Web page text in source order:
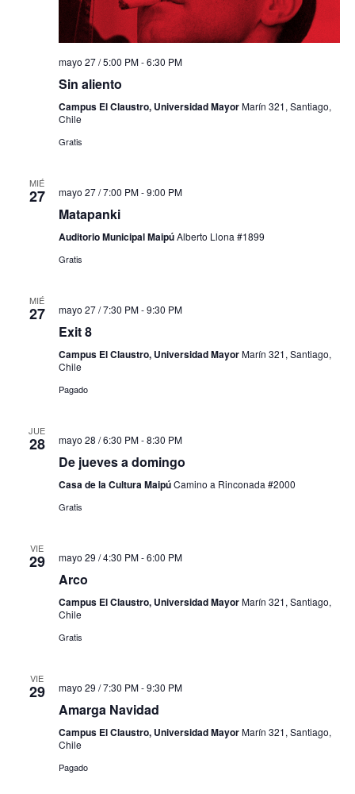
mayo 27 / 5:00 PM-6:30 PM
Sin aliento
Campus El Claustro, Universidad MayorMarín 321, Santiago,
Chile
Gratis
MIÉ
27 mayo 27 / 7:00 PM-9:00 PM
Matapanki
Auditorio Municipal MaipúAlberto Llona #1899
Gratis
MIÉ
27 mayo 27 / 7:30 PM-9:30 PM
Exit 8
Campus El Claustro, Universidad MayorMarín 321, Santiago,
Chile
Pagado
JUE
28 mayo 28 / 6:30 PM-8:30 PM
De jueves a domingo
Casa de la Cultura MaipúCamino a Rinconada #2000
Gratis
VIE
29 mayo 29 / 4:30 PM-6:00 PM
Arco
Campus El Claustro, Universidad MayorMarín 321, Santiago,
Chile
Gratis
VIE
29 mayo 29 / 7:30 PM-9:30 PM
Amarga Navidad
Campus El Claustro, Universidad MayorMarín 321, Santiago,
Chile
Pagado